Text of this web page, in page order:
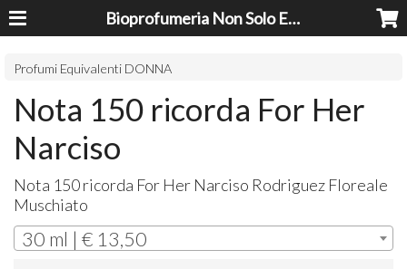
Bioprofumeria Non Solo Essenze
Profumi Equivalenti DONNA
Nota 150 ricorda For Her
Narciso
Nota 150 ricorda For Her Narciso Rodriguez Floreale
Muschiato
30 ml | € 13,50